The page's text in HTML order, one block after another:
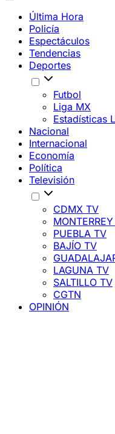
Última Hora
Policía
Espectáculos
Tendencias
Deportes
Futbol
Liga MX
Estadísticas
Nacional
Internacional
Economía
Política
Televisión
CDMX TV
PUEBLA TV
BAJÍO TV
LAGUNA TV
SALTILLO TV
CGTN
OPINIÓN